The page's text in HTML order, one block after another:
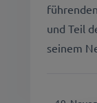
und Teil
seinem